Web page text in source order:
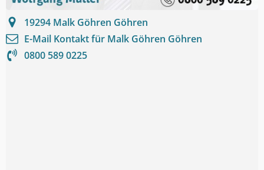
19294 Malk Göhren Göhren
E-Mail Kontakt für Malk Göhren Göhren
0800 589 0225